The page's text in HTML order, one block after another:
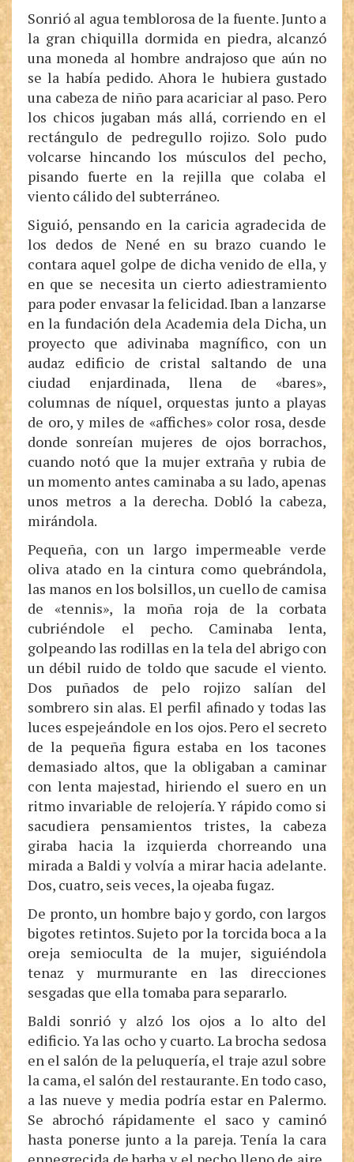
Sonrió al agua temblorosa de la fuente. Junto a
la gran chiquilla dormida en piedra, alcanzó
una moneda al hombre andrajoso que aún no
se la había pedido. Ahora le hubiera gustado
una cabeza de niño para acariciar al paso. Pero
los chicos jugaban más allá, corriendo en el
rectángulo de pedregullo rojizo. Solo pudo
volcarse hincando los músculos del pecho,
pisando fuerte en la rejilla que colaba el
viento cálido del subterráneo.
Siguió, pensando en la caricia agradecida de
los dedos de Nené en su brazo cuando le
contara aquel golpe de dicha venido de ella, y
en que se necesita un cierto adiestramiento
para poder envasar la felicidad. Iban a lanzarse
en la fundación dela Academia dela Dicha, un
proyecto que adivinaba magnífico, con un
audaz edificio de cristal saltando de una
ciudad enjardinada, llena de «bares»,
columnas de níquel, orquestas junto a playas
de oro, y miles de «affiches» color rosa, desde
donde sonreían mujeres de ojos borrachos,
cuando notó que la mujer extraña y rubia de
un momento antes caminaba a su lado, apenas
unos metros a la derecha. Dobló la cabeza,
mirándola.
Pequeña, con un largo impermeable verde
oliva atado en la cintura como quebrándola,
las manos en los bolsillos, un cuello de camisa
de «tennis», la moña roja de la corbata
cubriéndole el pecho. Caminaba lenta,
golpeando las rodillas en la tela del abrigo con
un débil ruido de toldo que sacude el viento.
Dos puñados de pelo rojizo salían del
sombrero sin alas. El perfil afinado y todas las
luces espejeándole en los ojos. Pero el secreto
de la pequeña figura estaba en los tacones
demasiado altos, que la obligaban a caminar
con lenta majestad, hiriendo el suero en un
ritmo invariable de relojería. Y rápido como si
sacudiera pensamientos tristes, la cabeza
giraba hacia la izquierda chorreando una
mirada a Baldi y volvía a mirar hacia adelante.
Dos, cuatro, seis veces, la ojeaba fugaz.
De pronto, un hombre bajo y gordo, con largos
bigotes retintos. Sujeto por la torcida boca a la
oreja semioculta de la mujer, siguiéndola
tenaz y murmurante en las direcciones
sesgadas que ella tomaba para separarlo.
Baldi sonrió y alzó los ojos a lo alto del
edificio. Ya las ocho y cuarto. La brocha sedosa
en el salón de la peluquería, el traje azul sobre
la cama, el salón del restaurante. En todo caso,
a las nueve y media podría estar en Palermo.
Se abrochó rápidamente el saco y caminó
hasta ponerse junto a la pareja. Tenía la cara